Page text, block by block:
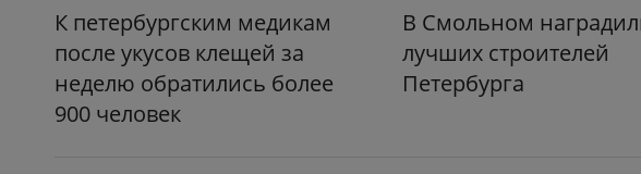
К петербургским медикам
после укусов клещей за
неделю обратились более
900 человек
В Смольном
лучших строителей
Петербурга